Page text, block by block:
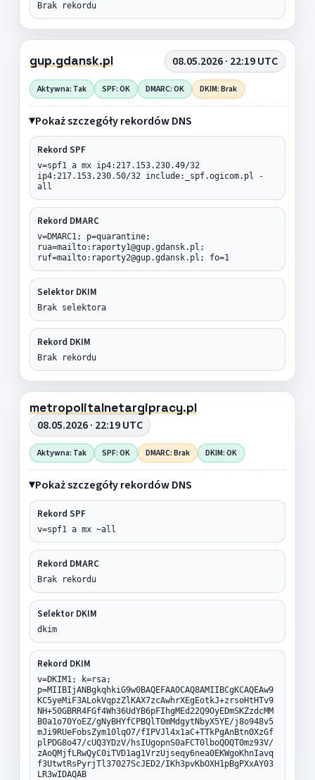
Brak rekordu
gup.gdansk.pl 08.05.2026 · 22:19 UTC
Aktywna: Tak SPF: OK DMARC: OK DKIM: Brak
Pokaż szczegóły rekordów DNS
Rekord SPF
v=spf1 a mx ip4:217.153.230.49/32
ip4:217.153.230.50/32 include:_spf.ogicom.pl -
all
Rekord DMARC
v=DMARC1; p=quarantine;
rua=mailto:raporty1@gup.gdansk.pl;
ruf=mailto:raporty2@gup.gdansk.pl; fo=1
Selektor DKIM
Brak selektora
Rekord DKIM
Brak rekordu
metropolitalnetargipracy.pl
08.05.2026 · 22:19 UTC
Aktywna: Tak SPF: OK DMARC: Brak DKIM: OK
Pokaż szczegóły rekordów DNS
Rekord SPF
v=spf1 a mx ~all
Rekord DMARC
Brak rekordu
Selektor DKIM
dkim
Rekord DKIM
v=DKIM1; k=rsa;
p=MIIBIjANBgkqhkiG9w0BAQEFAAOCAQ8AMIIBCgKCAQEAw9
KC5yeMiF3ALokVqpzZlKAX7zcAwhrXEgEotkJ+zrsoHtHTv9
NH+50GBRR4FGf4Wh36UdYB6pFIhgMEd22Q9OyEDmSKZzdcMM
B0a1o70YoEZ/gNyBHYfCPBQlT0mMdgytNbyX5YE/j8o948v5
mJi9RUeFobsZym10lqO7/fIPVJl4x1aC+TTkPgAnBtn0XzGf
plPDG8o47/cUQ3YDzV/hsIUgopnS0aFCT0lboQOQT0mz93V/
zAoQMjfLRwQyC0iTVD1ag1VrzUjseqy6nea0EKWgoKhnIavq
f3UtwtRsPyrjTl37027ScJED2/IKh3pvKbOXH1pBgPXxAY03
LR3wIDAQAB